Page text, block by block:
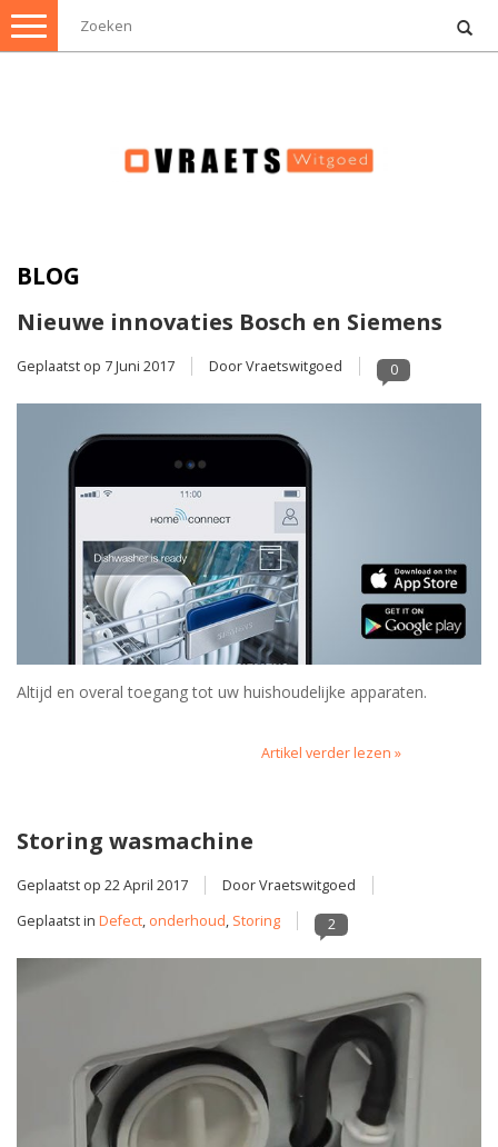
Toggle
navigation
BLOG
Nieuwe innovaties Bosch en Siemens
Geplaatst op 7 Juni 2017 Door Vraetswitgoed 0
Altijd en overal toegang tot uw huishoudelijke apparaten.
Artikel verder lezen »
Storing wasmachine
Geplaatst op 22 April 2017
Door Vraetswitgoed
Geplaatst in Defect, onderhoud, Storing 2